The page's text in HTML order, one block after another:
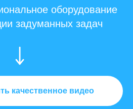
оборудование
задуманных задач
качественное видео